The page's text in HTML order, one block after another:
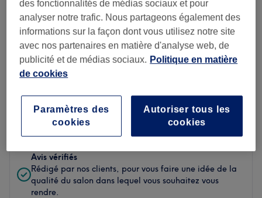
Personnel
Évaluation Filtrer par évaluation
Avis vérifiés
Rédigé par nos clients, pour vous faire une idée de la
qualité du salon dans lequel vous souhaitez vous
rendre.
des fonctionnalités de médias sociaux et pour
analyser notre trafic. Nous partageons également des
informations sur la façon dont vous utilisez notre site
avec nos partenaires en matière d'analyse web, de
publicité et de médias sociaux. Politique en matière
de cookies
Autoriser tous les
cookies
Paramètres des
cookies